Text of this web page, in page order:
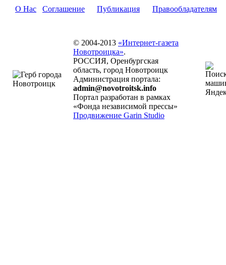
О Нас Соглашение Публикация Правообладателям
© 2004-2013 «Интернет-газета
Новотроицка».
РОССИЯ, Оренбургская
область, город Новотроицк
Администрация портала:
admin@novotroitsk.info
Портал разработан в рамках
«Фонда независимой прессы»
Продвижение Garin Studio